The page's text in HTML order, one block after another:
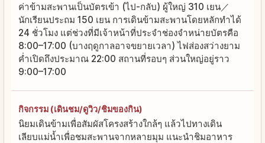
ค่าข้ามสะพานเป็นบัตรเข้า (ไป-กลับ) ผู้ใหญ่ 310 เยน／
นักเรียนประถม 150 เยน การเดินข้ามสะพานโดยหลักทำได้
24 ชั่วโมง แต่ช่วงที่มีเจ้าหน้าที่ประจำช่องจำหน่ายบัตรคือ
8:00–17:00 (บางฤดูกาลอาจขยายเวลา) ไฟส่องสว่างยาม
ค่ำเปิดถึงประมาณ 22:00 สถานที่รอบๆ ส่วนใหญ่อยู่ราว
9:00–17:00
กิจกรรม (เดินชม/ดูวิว/ชิมของกิน)
นิยมเดินข้ามเพื่อสัมผัสโครงสร้างใกล้ๆ แล้วไปทางเดิน
เลียบแม่น้ำเพื่อชมสะพานจากหลายมุม แนะนำชิมอาหาร